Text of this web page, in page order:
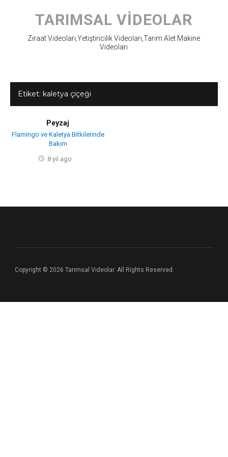
content
TARIMSAL VIDEOLAR
Ziraat Videoları,Yetiştiricilik Videoları,Tarım Alet Makine
Videoları
Etiket: kaletya çiçeği
Peyzaj
Flamingo ve Kaletya Bitkilerinde
Bakım
8 yıl ago
Copyright © 2026 Tarımsal Videolar. All Rights Reserved.